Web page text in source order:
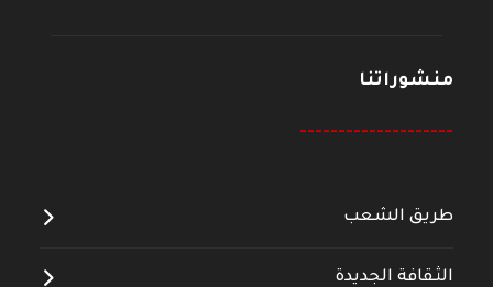
منشوراتنا
--------------------
طريق الشعب
الثقافة الجديدة